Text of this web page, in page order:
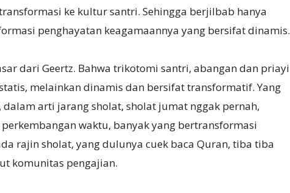
ke kultur santri. Sehingga berjilbab hanya
penghayatan keagamaannya yang bersifat dinamis.
dari Geertz. Bahwa trikotomi santri, abangan dan priayi
melainkan dinamis dan bersifat transformatif. Yang
arti jarang sholat, sholat jumat nggak pernah,
waktu, banyak yang bertransformasi
rajin sholat, yang dulunya cuek baca Quran, tiba tiba
komunitas pengajian.